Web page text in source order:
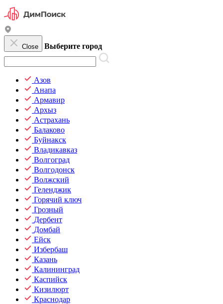
Close Выберите город
Азов
Анапа
Армавир
Архыз
Астрахань
Балаково
Буйнакск
Владикавказ
Волгоград
Волгодонск
Волжский
Геленджик
Горячий ключ
Грозный
Дербент
Домбай
Ейск
Избербаш
Казань
Калининград
Каспийск
Кизилюрт
Краснодар